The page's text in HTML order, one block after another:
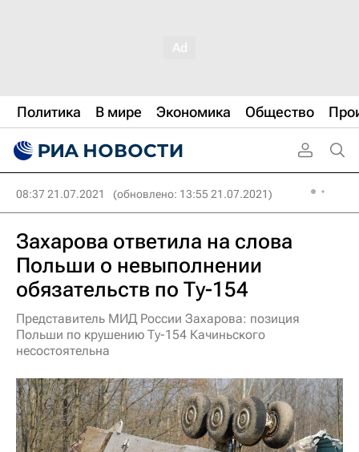
Политика В мире Экономика Общество
08:37 21.07.2021 (обновлено: 13:55 21.07.2021)
Захарова ответила на слова
Польши о невыполнении
обязательств по Ту-154
Представитель МИД России Захарова: позиция
Польши по крушению Ту-154 Качиньского
несостоятельна